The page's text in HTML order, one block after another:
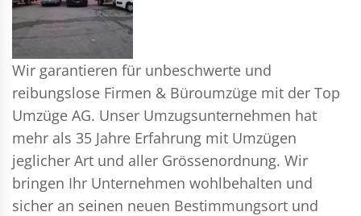
Wir garantieren für unbeschwerte und
reibungslose Firmen & Büroumzüge mit der Top
Umzüge AG. Unser Umzugsunternehmen hat
mehr als 35 Jahre Erfahrung mit Umzügen
jeglicher Art und aller Grössenordnung. Wir
bringen Ihr Unternehmen wohlbehalten und
sicher an seinen neuen Bestimmungsort und